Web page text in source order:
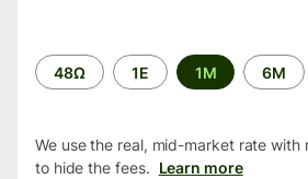
Time
period
48Ω 1Ε 1M 6M
We use the real, mid-market rate with
to hide the fees. Learn more